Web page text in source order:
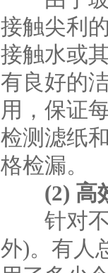
接触尖利
接触水或
有良好的
用，保证
检测滤纸
格检漏。
(2) 高
针对不
外)。有人